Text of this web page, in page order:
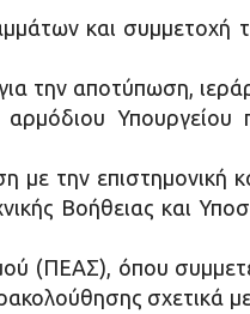
και συμμετοχή
την αποτύπωση,
την επιστημονική
Βοήθειας και
(ΠΕΑΣ), όπου
σχετικά